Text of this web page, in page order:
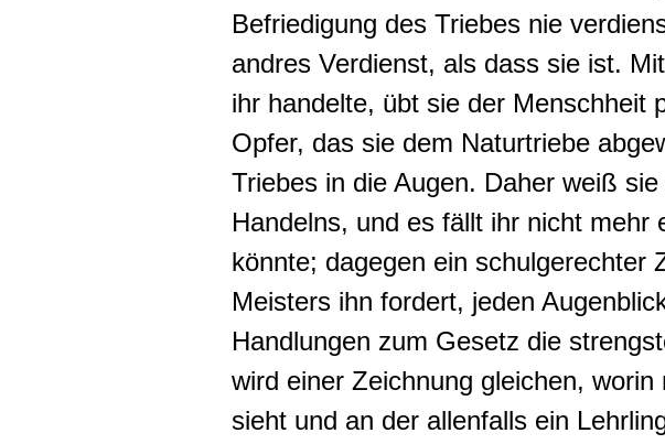
Befriedigung des Triebes nie
andres Verdienst, als dass sie ist.
ihr handelte, übt sie der Menschheit
Opfer, das sie dem Naturtriebe
Triebes in die Augen. Daher weiß
Handelns, und es fällt ihr nicht mehr
könnte; dagegen ein schulgerechter
Meisters ihn fordert, jeden
Handlungen zum Gesetz die
wird einer Zeichnung gleichen,
sieht und an der allenfalls ein